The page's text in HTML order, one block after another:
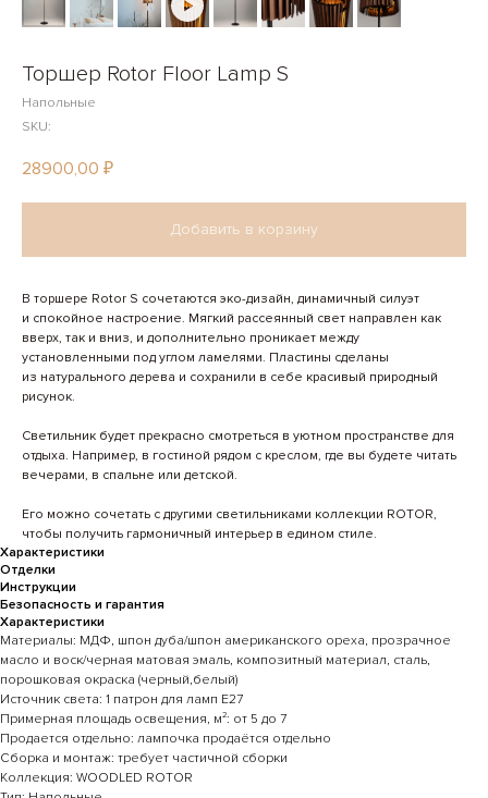
Торшер Rotor Floor Lamp S
Напольные
SKU:
28900,00 ₽
Добавить в корзину
В торшере Rotor S сочетаются эко-дизайн, динамичный силуэт
и спокойное настроение. Мягкий рассеянный свет направлен как
вверх, так и вниз, и дополнительно проникает между
установленными под углом ламелями. Пластины сделаны
из натурального дерева и сохранили в себе красивый природный
рисунок.
Светильник будет прекрасно смотреться в уютном пространстве для
отдыха. Например, в гостиной рядом с креслом, где вы будете читать
вечерами, в спальне или детской.
Его можно сочетать с другими светильниками коллекции ROTOR,
чтобы получить гармоничный интерьер в едином стиле.
Характеристики
Отделки
Инструкции
Безопасность и гарантия
Характеристики
Материалы: МДФ, шпон дуба/шпон американского ореха, прозрачное
масло и воск/черная матовая эмаль, композитный материал, сталь,
порошковая окраска (черный,белый)
Источник света: 1 патрон для ламп Е27
Примерная площадь освещения, м²: от 5 до 7
Продается отдельно: лампочка продаётся отдельно
Сборка и монтаж: требует частичной сборки
Коллекция: WOODLED ROTOR